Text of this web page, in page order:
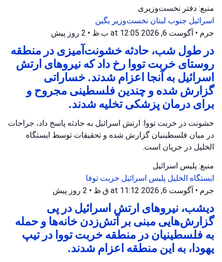
منبع: دفتر نخست‌وزیری
اسرائیل جنوب لبنان نخست‌وزیر بگین
جرم • آگوست 6, 2026 at 12:05 ب.ظ • 2 روز پیش
در طول شب، حادثه خشونت‌آمیزی در منطقه
روستای خربت تووا رخ داد که نیروهای ارتش
اسرائیل به آنجا اعزام شدند. خساراتی
گزارش شده و چندین فلسطینی مجروح و
برای درمان پزشکی تخلیه شدند.
خشونت در خربت تووا: ارتش اسرائیل به حادثه پاسخ داد، جراحات
در میان فلسطینیان گزارش شده و تحقیقات توسط ایستگاه
الخلیل در جریان است.
منبع: پلیس اسرائیل
ایستگاه الخلیل پلیس اسرائیل خربت توفا
جرم • آگوست 6, 2026 at 11:12 ق.ظ • 2 روز پیش
دیشب، نیروهای ارتش اسرائیل در پی
گزارش‌هایی مبنی بر آتش‌زدن خانه‌ها و حمله
به فلسطینیان در منطقه خربت تووا در تیپ
یهودا، به این منطقه اعزام شدند.